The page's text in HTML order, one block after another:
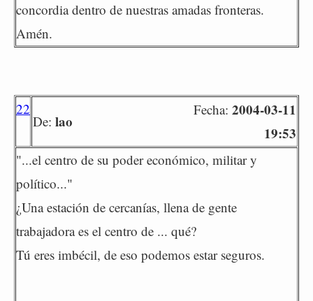
concordia dentro de nuestras amadas fronteras.
Amén.
22
De: lao
Fecha: 2004-03-11
19:53
"...el centro de su poder económico, militar y
político..."
¿Una estación de cercanías, llena de gente
trabajadora es el centro de ... qué?
Tú eres imbécil, de eso podemos estar seguros.